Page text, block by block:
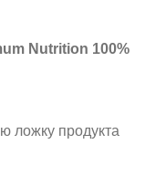
Nutrition 100%
ложку продукта